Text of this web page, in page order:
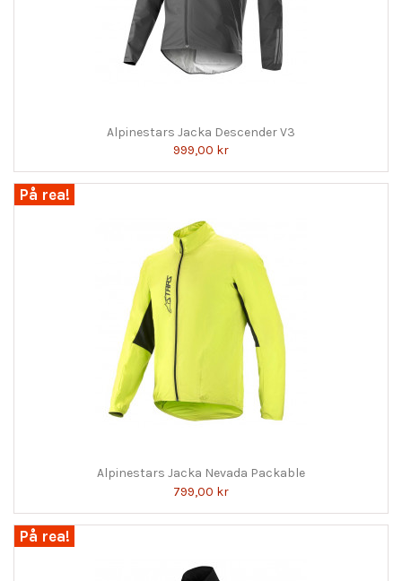
Alpinestars Jacka Descender V3
999,00 kr
På rea!
Alpinestars Jacka Nevada Packable
799,00 kr
På rea!